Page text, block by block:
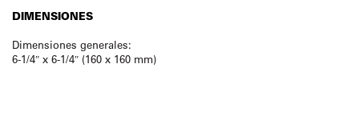
DIMENSIONES
Dimensiones generales:
6-1/4″ x 6-1/4″ (160 x 160 mm)